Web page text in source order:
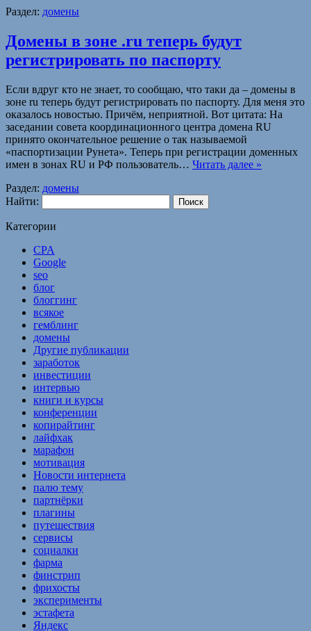
Раздел: домены
Домены в зоне .ru теперь будут
регистрировать по паспорту
Если вдруг кто не знает, то сообщаю, что таки да – домены в
зоне ru теперь будут регистрировать по паспорту. Для меня это
оказалось новостью. Причём, неприятной. Вот цитата: На
заседании совета координационного центра домена RU
принято окончательное решение о так называемой
«паспортизации Рунета». Теперь при регистрации доменных
имен в зонах RU и РФ пользователь… Читать далее »
Раздел: домены
Найти:
Категории
CPA
Google
seo
блог
блоггинг
всякое
гемблинг
домены
Другие публикации
заработок
инвестиции
интервью
книги и курсы
конференции
копирайтинг
лайфхак
марафон
мотивация
Новости интернета
палю тему
партнёрки
плагины
путешествия
сервисы
социалки
фарма
финстрип
фрихосты
эксперименты
эстафета
Яндекс